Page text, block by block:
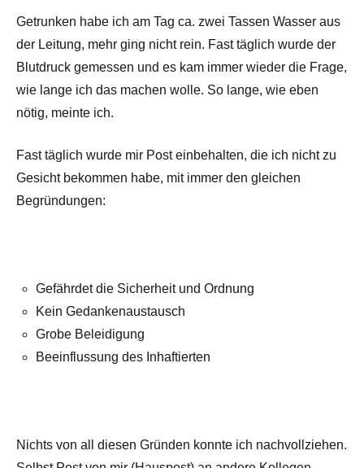
Getrunken habe ich am Tag ca. zwei Tassen Wasser aus
der Leitung, mehr ging nicht rein. Fast täglich wurde der
Blutdruck gemessen und es kam immer wieder die Frage,
wie lange ich das machen wolle. So lange, wie eben
nötig, meinte ich.
Fast täglich wurde mir Post einbehalten, die ich nicht zu
Gesicht bekommen habe, mit immer den gleichen
Begründungen:
Gefährdet die Sicherheit und Ordnung
Kein Gedankenaustausch
Grobe Beleidigung
Beeinflussung des Inhaftierten
Nichts von all diesen Gründen konnte ich nachvollziehen.